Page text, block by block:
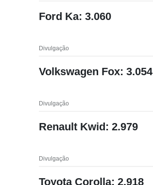
Ford Ka: 3.060
Divulgação
Volkswagen Fox: 3.054
Divulgação
Renault Kwid: 2.979
Divulgação
Toyota Corolla: 2.918